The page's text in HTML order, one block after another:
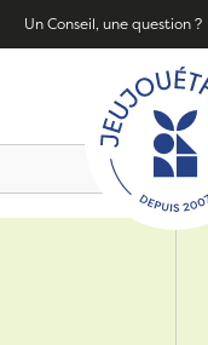
Un Conseil, une question ?